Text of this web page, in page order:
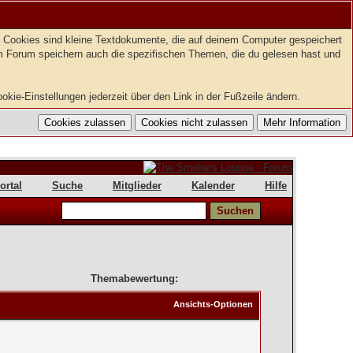
sind kleine Textdokumente, die auf deinem Computer gespeichert
speichern auch die spezifischen Themen, die du gelesen hast und
Einstellungen jederzeit über den Link in der Fußzeile ändern.
Suche Mitglieder Kalender Hilfe
Themabewertung:
Ansichts-Optionen